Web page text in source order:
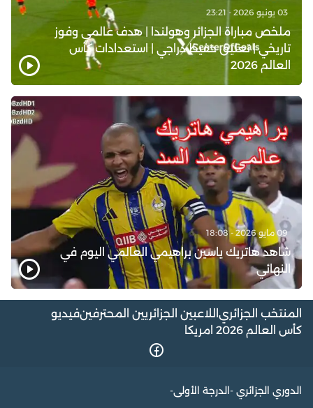
03 يونيو 2026 - 23:21
ملخص مباراة الجزائر وهولندا | هدف عالمي وفوز
تاريخي | تعليق حفيظ دراجي | استعدادات كأس
العالم 2026
09 مايو 2026 - 18:08
شاهد هاتريك ياسين براهيمي العالمي اليوم في
النهائي
المنتخب الجزائري اللاعبين الجزائريين المحترفينفيديو
كأس العالم 2026 امريكا
الدوري الجزائري -الدرجة الأولى-